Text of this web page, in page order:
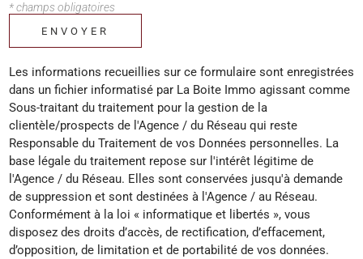
* champs obligatoires
ENVOYER
Les informations recueillies sur ce formulaire sont enregistrées
dans un fichier informatisé par La Boite Immo agissant comme
Sous-traitant du traitement pour la gestion de la
clientèle/prospects de l'Agence / du Réseau qui reste
Responsable du Traitement de vos Données personnelles. La
base légale du traitement repose sur l'intérêt légitime de
l'Agence / du Réseau. Elles sont conservées jusqu'à demande
de suppression et sont destinées à l'Agence / au Réseau.
Conformément à la loi « informatique et libertés », vous
disposez des droits d’accès, de rectification, d’effacement,
d’opposition, de limitation et de portabilité de vos données.